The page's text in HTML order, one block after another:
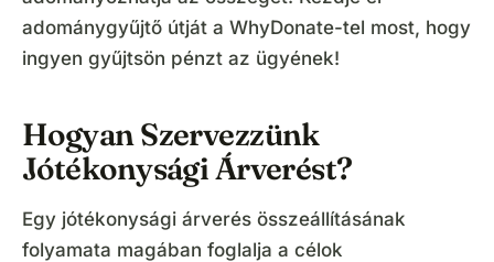
adománygyűjtő útját a WhyDonate-tel most, hogy
ingyen gyűjtsön pénzt az ügyének!
Hogyan Szervezzünk
Jótékonysági Árverést?
Egy jótékonysági árverés összeállításának
folyamata magában foglalja a célok